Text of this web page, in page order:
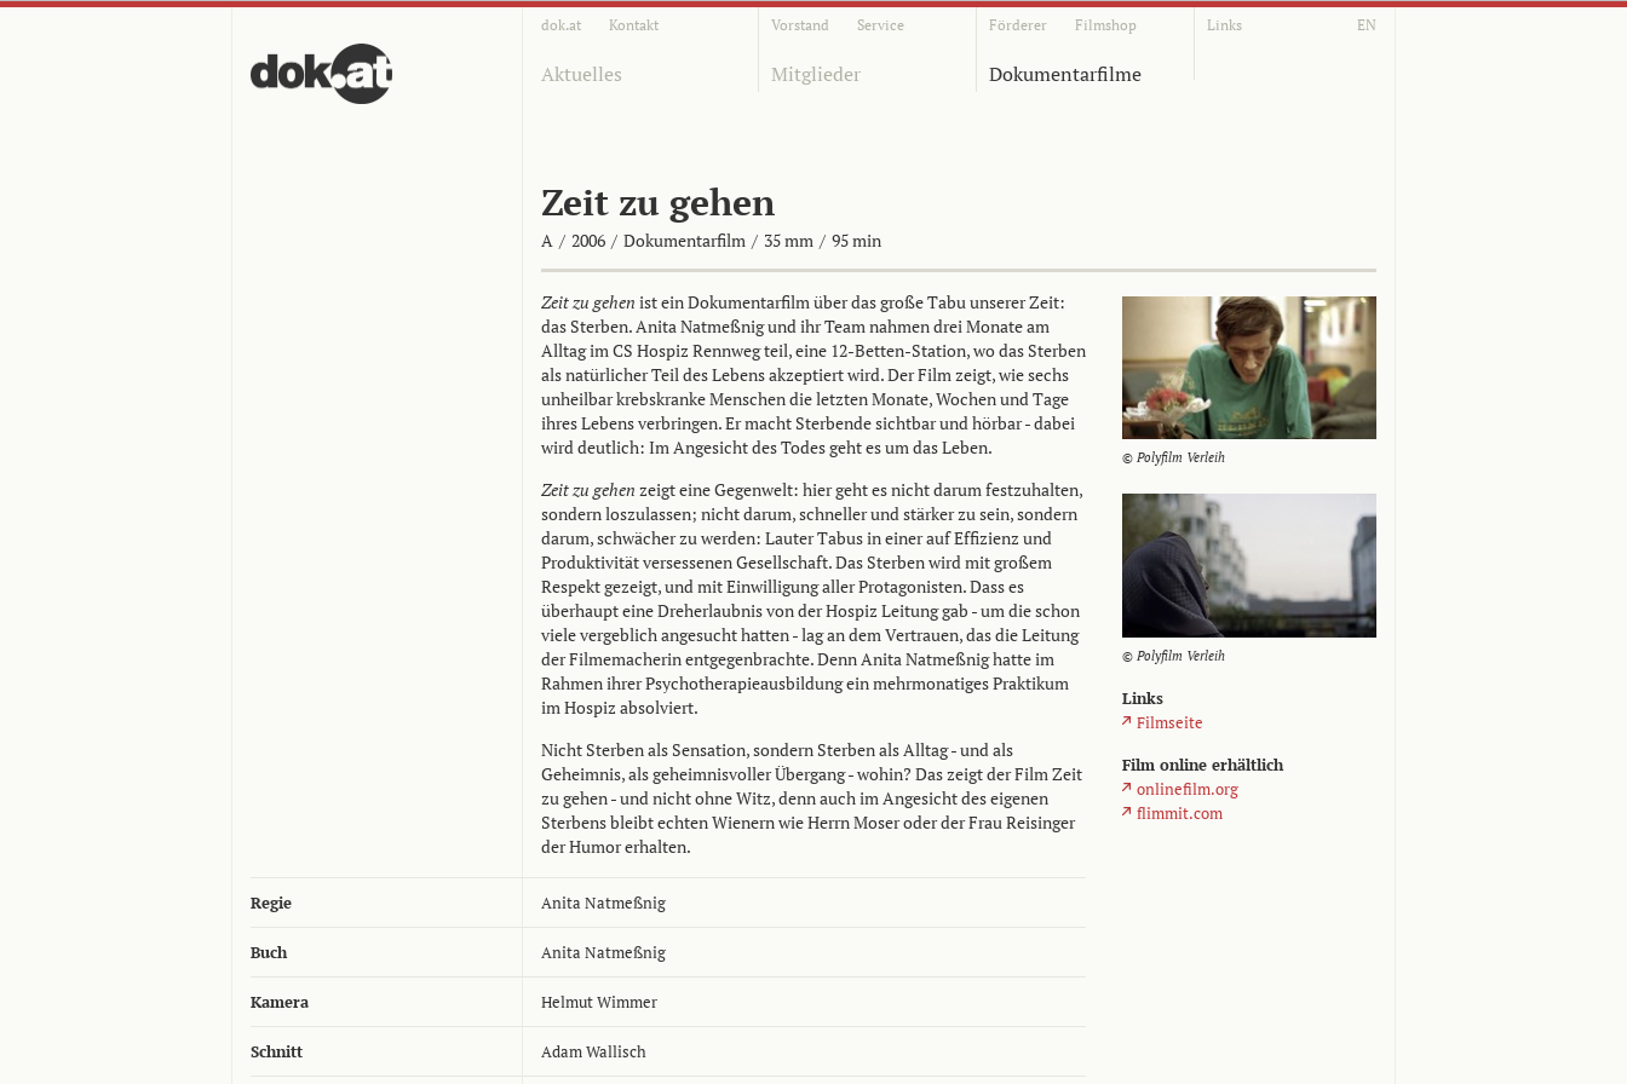
dok.at Kontakt Vorstand Service Förderer Filmshop Links EN
Aktuelles Mitglieder Dokumentarfilme
Zeit zu gehen
A / 2006 / Dokumentarfilm / 35 mm / 95 min
Zeit zu gehen ist ein Dokumentarfilm über das große Tabu unserer Zeit:
das Sterben. Anita Natmeßnig und ihr Team nahmen drei Monate am
Alltag im CS Hospiz Rennweg teil, eine 12-Betten-Station, wo das Sterben
als natürlicher Teil des Lebens akzeptiert wird. Der Film zeigt, wie sechs
unheilbar krebskranke Menschen die letzten Monate, Wochen und Tage
ihres Lebens verbringen. Er macht Sterbende sichtbar und hörbar - dabei
wird deutlich: Im Angesicht des Todes geht es um das Leben.
Zeit zu gehen zeigt eine Gegenwelt: hier geht es nicht darum festzuhalten,
sondern loszulassen; nicht darum, schneller und stärker zu sein, sondern
darum, schwächer zu werden: Lauter Tabus in einer auf Effizienz und
Produktivität versessenen Gesellschaft. Das Sterben wird mit großem
Respekt gezeigt, und mit Einwilligung aller Protagonisten. Dass es
überhaupt eine Dreherlaubnis von der Hospiz Leitung gab - um die schon
viele vergeblich angesucht hatten - lag an dem Vertrauen, das die Leitung
der Filmemacherin entgegenbrachte. Denn Anita Natmeßnig hatte im
Rahmen ihrer Psychotherapieausbildung ein mehrmonatiges Praktikum
im Hospiz absolviert.
Nicht Sterben als Sensation, sondern Sterben als Alltag - und als
Geheimnis, als geheimnisvoller Übergang - wohin? Das zeigt der Film Zeit
zu gehen - und nicht ohne Witz, denn auch im Angesicht des eigenen
Sterbens bleibt echten Wienern wie Herrn Moser oder der Frau Reisinger
der Humor erhalten.
Regie Anita Natmeßnig
Buch Anita Natmeßnig
Kamera Helmut Wimmer
Schnitt Adam Wallisch
© Polyfilm Verleih
© Polyfilm Verleih
Links
Filmseite
Film online erhältlich
onlinefilm.org
flimmit.com